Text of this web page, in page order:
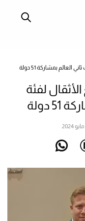
بمشاركة 51 دولة
لفئة
دولة